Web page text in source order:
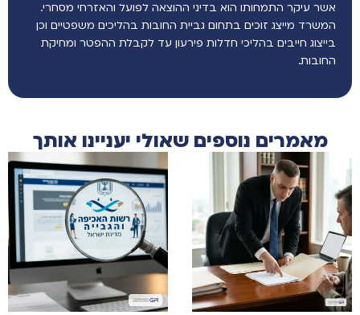
אשר עיקר התמחותו הוא בדיני ההוצאה לפועל והאזרחי מסחרי.
המשרד מייצג זוכים בתחום גביית החובות בהליכים משפטיים וכן
בייצוג חייבים בהליכי חדלות פירעון עד לקבלת ההפטר ומחיקת
החובות.
מאמרים נוספים שאולי יעניינו אותך